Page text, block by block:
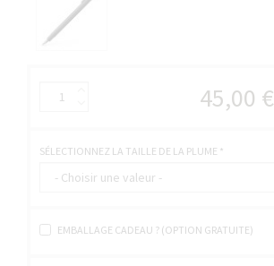
45,00 €
SÉLECTIONNEZ LA TAILLE DE LA PLUME *
EMBALLAGE CADEAU ? (OPTION GRATUITE)